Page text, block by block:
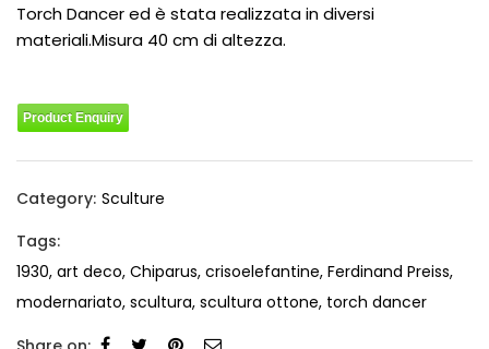
Torch Dancer ed è stata realizzata in diversi
materiali.Misura 40 cm di altezza.
Product Enquiry
Category: Sculture
Tags:
1930, art deco, Chiparus, crisoelefantine, Ferdinand Preiss,
modernariato, scultura, scultura ottone, torch dancer